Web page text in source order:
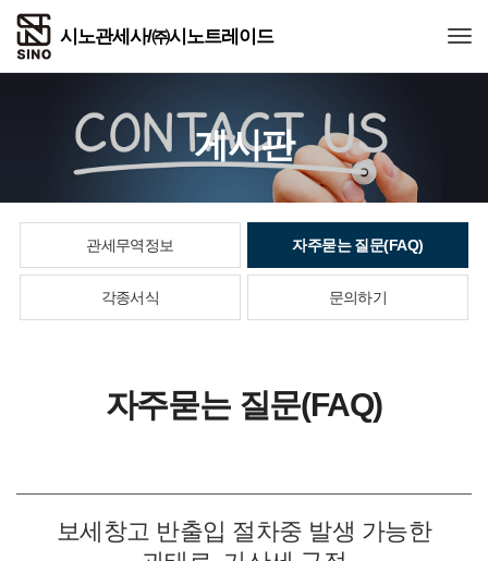
게시판
관세무역정보 자주묻는 질문(FAQ)
각종서식 문의하기
자주묻는 질문(FAQ)
보세창고 반출입 절차중 발생 가능한